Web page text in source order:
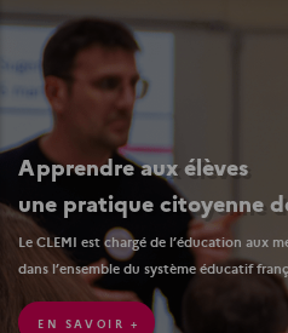
Apprendre aux élèves
une pratique citoyenne
Le CLEMI est chargé de l’éducation aux
dans l’ensemble du système éducatif
EN SAVOIR +